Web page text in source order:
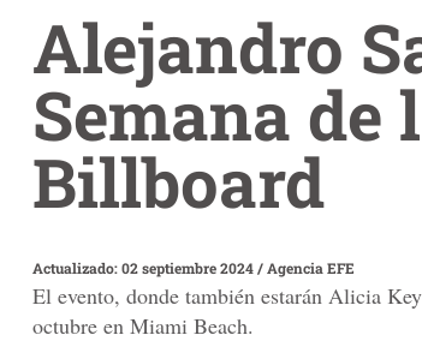
Alejandro
Semana
Billboard
Actualizado: 02 septiembre 2024/ Agencia EFE
El evento, donde también estarán Alicia
octubre en Miami Beach.